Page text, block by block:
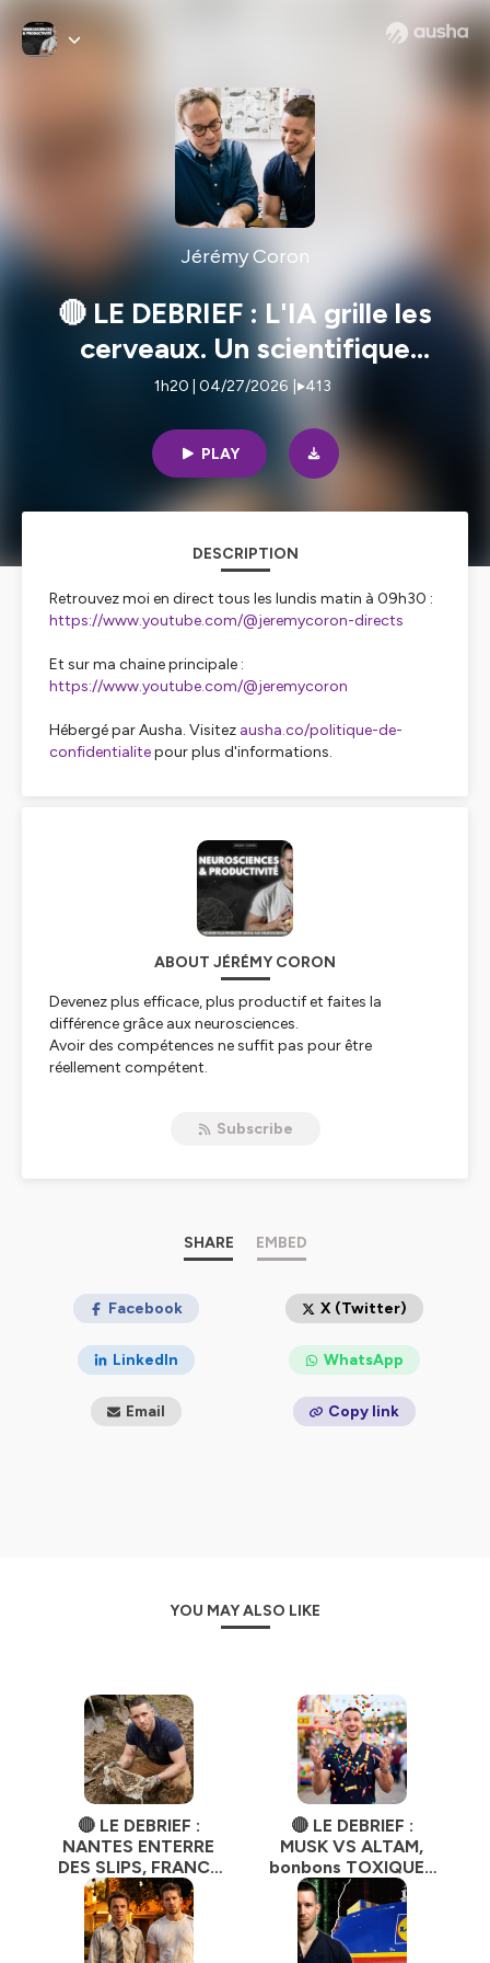
Jérémy Coron
🔴 LE DEBRIEF : L'IA grille les
cerveaux. Un scientifique
disparaît. Votre business va
1h20 | 04/27/2026 413
PLAY
DESCRIPTION
Retrouvez moi en direct tous les lundis matin à 09h30 :
https://www.youtube.com/@jeremycoron-directs
Et sur ma chaine principale :
https://www.youtube.com/@jeremycoron
Hébergé par Ausha. Visitez ausha.co/politique-de-
confidentialitepour plus d'informations.
ABOUT JÉRÉMY CORON
Devenez plus efficace, plus productif et faites la
différence grâce aux neurosciences.
Avoir des compétences ne suffit pas pour être
réellement compétent.
Bonne nouvelle : optimiser son cerveau ça s’apprend,
Subscribe
SHARE EMBED
Facebook X (Twitter)
LinkedIn WhatsApp
Email Copy link
YOU MAY ALSO LIKE
🔴 LE DEBRIEF :
NANTES ENTERRE
DES SLIPS, FRANCE
TV BRÛLE 4
MILLIARDS et
Squeezie fait
trembler Coca.
🔴 LE DEBRIEF :
MUSK VS ALTAM,
bonbons TOXIQUES
et autres sujets.